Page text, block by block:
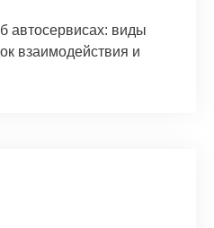
автосервисах: виды
взаимодействия и